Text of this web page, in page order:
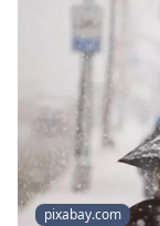
pixabay.com